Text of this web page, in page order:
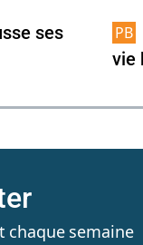
ses
vie
chaque semaine